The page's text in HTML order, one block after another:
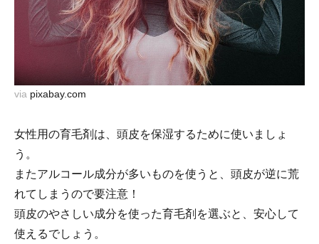
via pixabay.com
女性用の育毛剤は、頭皮を保湿するために使いましょ
う。
またアルコール成分が多いものを使うと、頭皮が逆に荒
れてしまうので要注意！
頭皮のやさしい成分を使った育毛剤を選ぶと、安心して
使えるでしょう。